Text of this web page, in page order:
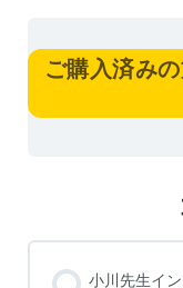
ご購入済み
小川先生イ